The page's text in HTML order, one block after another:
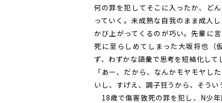
何の罪を犯してそこに入ったか、ど
っていく。未成熟な自我のまま成人
かび上がってくるのが巧い。先輩に
死に至らしめてしまった大坂将也（
ず、わずかな語彙で思考を短絡化して
「あー、だから、なんかモヤモヤし
いし、すげえ、調子狂うから、そう
18歳で傷害致死の罪を犯し、N少